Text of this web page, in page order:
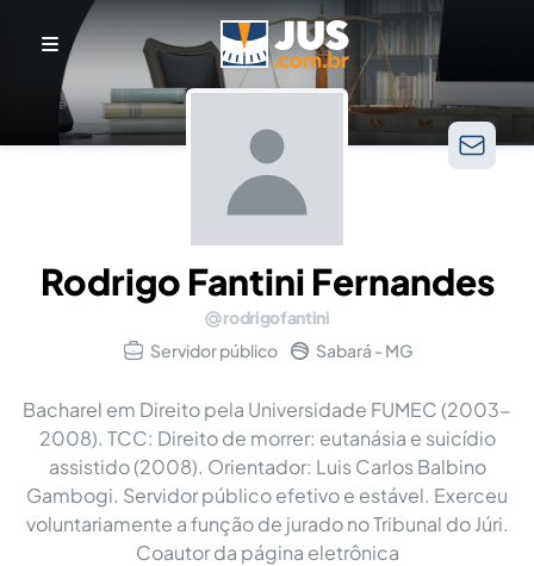
Rodrigo Fantini Fernandes
rodrigofantini
Servidor público
Sabará - MG
Bacharel em Direito pela Universidade FUMEC (2003-
2008). TCC: Direito de morrer: eutanásia e suicídio
assistido (2008). Orientador: Luis Carlos Balbino
Gambogi. Servidor público efetivo e estável. Exerceu
voluntariamente a função de jurado no Tribunal do Júri.
Coautor da página eletrônica